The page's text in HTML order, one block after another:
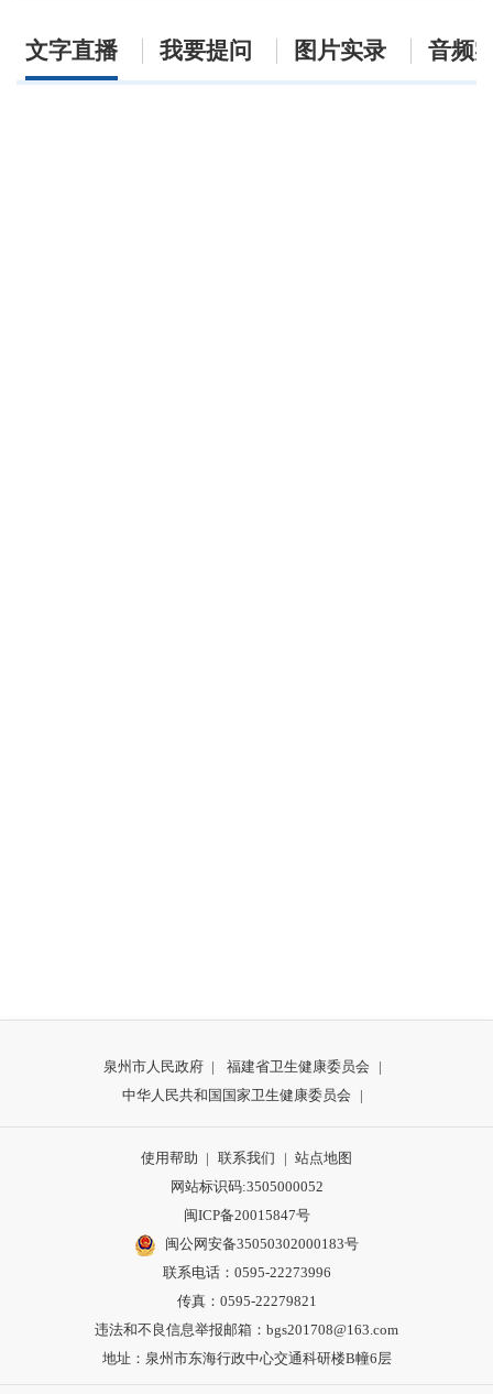
文字直播 我要提问 图片实录 音频
泉州市人民政府 | 福建省卫生健康委员会
|
中华人民共和国国家卫生健康委员会
|
使用帮助 | 联系我们 | 站点地图
网站标识码:3505000052
闽ICP备20015847号
闽公网安备35050302000183号
联系电话：0595-22273996
传真：0595-22279821
违法和不良信息举报邮箱：bgs201708@163.com
地址：泉州市东海行政中心交通科研楼B幢6层